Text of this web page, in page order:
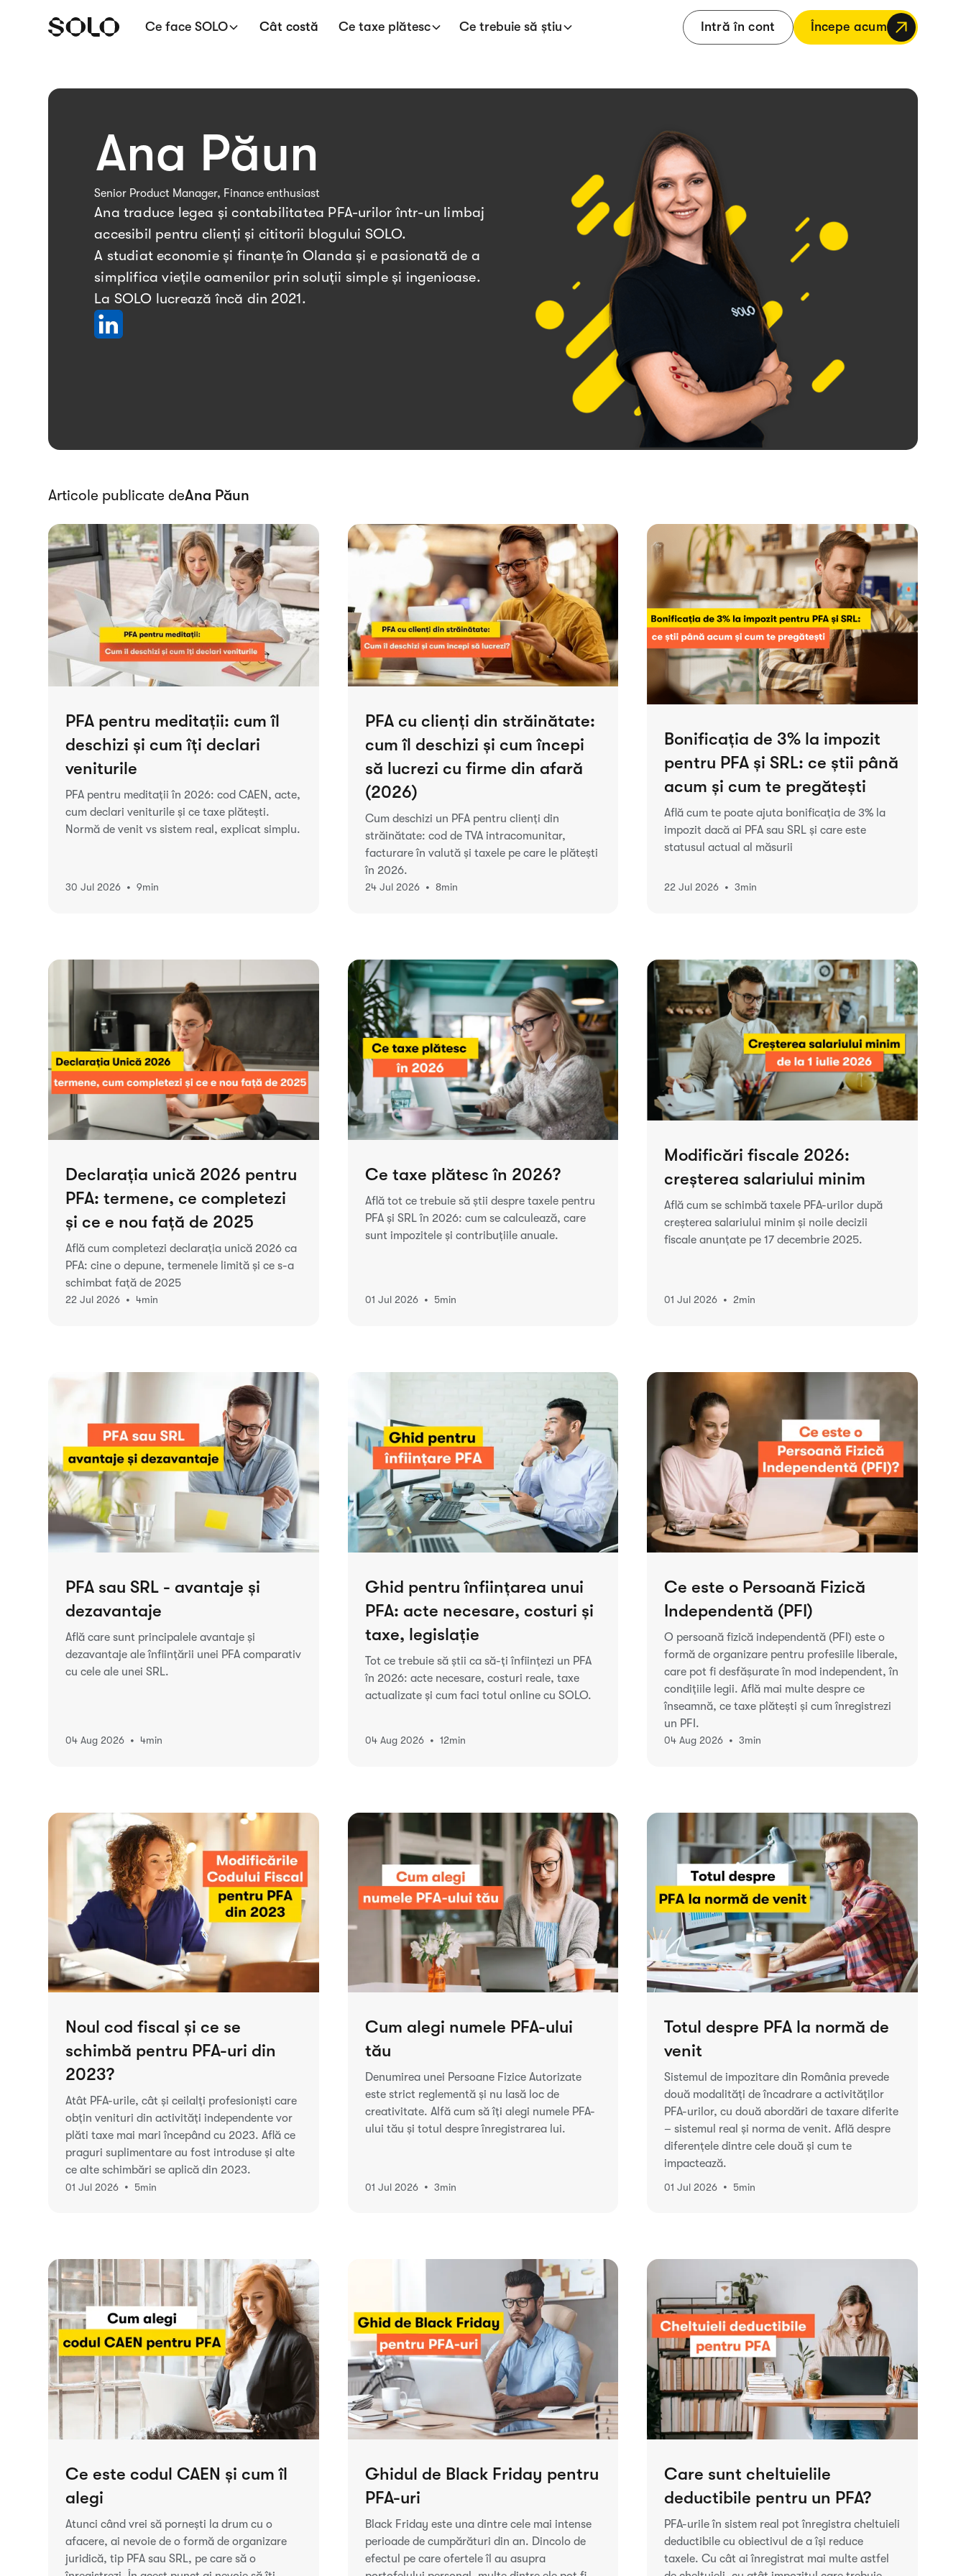
Ce face SOLO Cât costă Ce taxe plătesc Ce trebuie să știu Intră în cont Începe acum
Ana Păun
Senior Product Manager, Finance enthusiast
Ana traduce legea și contabilitatea PFA-urilor într-un limbaj
accesibil pentru clienți și cititorii blogului SOLO.
A studiat economie și finanțe în Olanda și e pasionată de a
simplifica viețile oamenilor prin soluții simple și ingenioase.
La SOLO lucrează încă din 2021.
Articole publicate deAna Păun
PFA pentru meditații: cum îl
deschizi și cum îți declari
veniturile
PFA pentru meditații în 2026: cod CAEN, acte,
cum declari veniturile și ce taxe plătești.
Normă de venit vs sistem real, explicat simplu.
30 Jul 2026 • 9min
PFA cu clienți din străinătate:
cum îl deschizi și cum începi
să lucrezi cu firme din afară
(2026)
Cum deschizi un PFA pentru clienți din
străinătate: cod de TVA intracomunitar,
facturare în valută și taxele pe care le plătești
în 2026.
24 Jul 2026 • 8min
Bonificația de 3% la impozit
pentru PFA și SRL: ce știi până
acum și cum te pregătești
Află cum te poate ajuta bonificația de 3% la
impozit dacă ai PFA sau SRL și care este
statusul actual al măsurii
22 Jul 2026 • 3min
Declarația unică 2026 pentru
PFA: termene, ce completezi
și ce e nou față de 2025
Află cum completezi declarația unică 2026 ca
PFA: cine o depune, termenele limită și ce s-a
schimbat față de 2025
22 Jul 2026 • 4min
Ce taxe plătesc în 2026?
Află tot ce trebuie să știi despre taxele pentru
PFA și SRL în 2026: cum se calculează, care
sunt impozitele și contribuțiile anuale.
01 Jul 2026 • 5min
Modificări fiscale 2026:
creșterea salariului minim
Află cum se schimbă taxele PFA-urilor după
creșterea salariului minim și noile decizii
fiscale anunțate pe 17 decembrie 2025.
01 Jul 2026 • 2min
PFA sau SRL - avantaje și
dezavantaje
Află care sunt principalele avantaje și
dezavantaje ale înființării unei PFA comparativ
cu cele ale unei SRL.
04 Aug 2026 • 4min
Ghid pentru înființarea unui
PFA: acte necesare, costuri și
taxe, legislație
Tot ce trebuie să știi ca să-ți înființezi un PFA
în 2026: acte necesare, costuri reale, taxe
actualizate și cum faci totul online cu SOLO.
04 Aug 2026 • 12min
Ce este o Persoană Fizică
Independentă (PFI)
O persoană fizică independentă (PFI) este o
formă de organizare pentru profesiile liberale,
care pot fi desfășurate în mod independent, în
condițiile legii. Află mai multe despre ce
înseamnă, ce taxe plătești și cum înregistrezi
un PFI.
04 Aug 2026 • 3min
Noul cod fiscal și ce se
schimbă pentru PFA-uri din
2023?
Atât PFA-urile, cât și ceilalți profesioniști care
obțin venituri din activități independente vor
plăti taxe mai mari începând cu 2023. Află ce
praguri suplimentare au fost introduse și alte
ce alte schimbări se aplică din 2023.
01 Jul 2026 • 5min
Cum alegi numele PFA-ului
tău
Denumirea unei Persoane Fizice Autorizate
este strict reglementă și nu lasă loc de
creativitate. Alfă cum să îți alegi numele PFA-
ului tău și totul despre înregistrarea lui.
01 Jul 2026 • 3min
Totul despre PFA la normă de
venit
Sistemul de impozitare din România prevede
două modalități de încadrare a activităților
PFA-urilor, cu două abordări de taxare diferite
– sistemul real și norma de venit. Află despre
diferențele dintre cele două și cum te
impactează.
01 Jul 2026 • 5min
Ce este codul CAEN și cum îl
alegi
Atunci când vrei să pornești la drum cu o
afacere, ai nevoie de o formă de organizare
juridică, tip PFA sau SRL, pe care să o
Ghidul de Black Friday pentru
PFA-uri
Black Friday este una dintre cele mai intense
perioade de cumpărături din an. Dincolo de
efectul pe care ofertele îl au asupra
Care sunt cheltuielile
deductibile pentru un PFA?
PFA-urile în sistem real pot înregistra cheltuieli
deductibile cu obiectivul de a își reduce
taxele. Cu cât ai înregistrat mai multe astfel